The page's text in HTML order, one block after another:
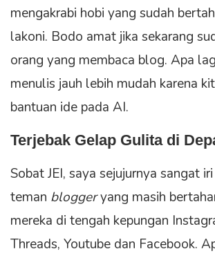
mengakrabi hobi yang sudah
lakoni. Bodo amat jika sekarang
orang yang membaca blog. Apa
menulis jauh lebih mudah karena
bantuan ide pada AI.
Terjebak Gelap Gulita di
Sobat JEI, saya sejujurnya sangat
teman bloggeryang masih
mereka di tengah kepungan
Threads, Youtube dan Facebook.